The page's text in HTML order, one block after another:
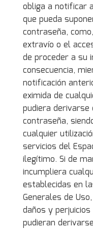
obliga a notificar
que pueda
contraseña,
extravío o el
de proceder a su
consecuencia,
notificación
eximida de
pudiera derivarse
contraseña,
cualquier
servicios del
ilegítimo. Si de
incumpliera
establecidas en
Generales de
daños y
pudieran